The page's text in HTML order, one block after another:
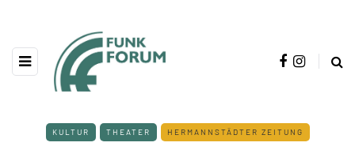
KULTUR THEATER HERMANNSTÄDTER ZEITUNG